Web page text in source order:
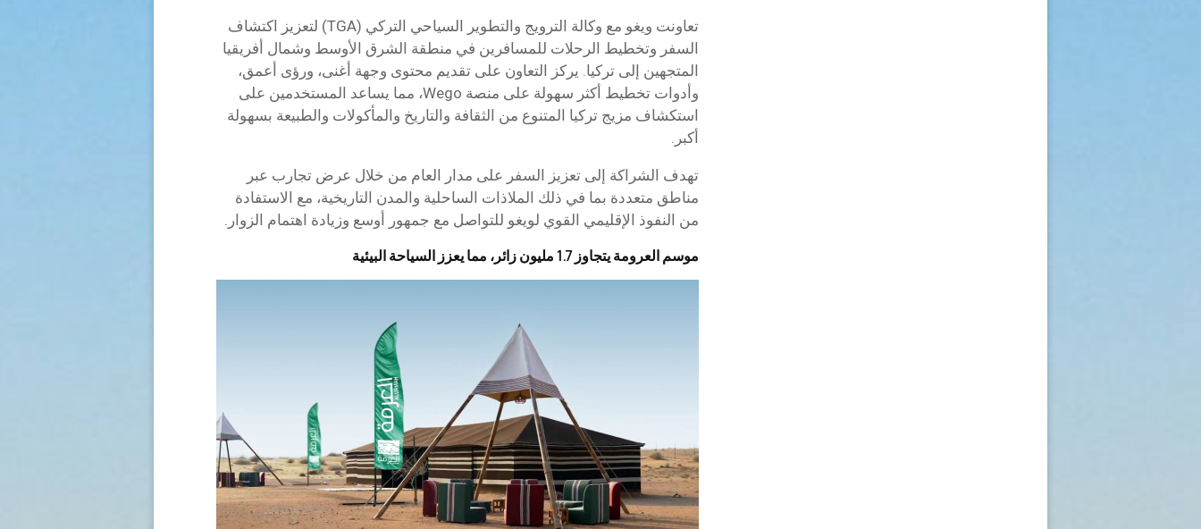
تعاونت ويغو مع وكالة الترويج والتطوير السياحي التركي (TGA) لتعزيز اكتشاف
السفر وتخطيط الرحلات للمسافرين في منطقة الشرق الأوسط وشمال أفريقيا
المتجهين إلى تركيا. يركز التعاون على تقديم محتوى وجهة أغنى، ورؤى أعمق،
وأدوات تخطيط أكثر سهولة على منصة Wego، مما يساعد المستخدمين على
استكشاف مزيج تركيا المتنوع من الثقافة والتاريخ والمأكولات والطبيعة بسهولة
أكبر.
تهدف الشراكة إلى تعزيز السفر على مدار العام من خلال عرض تجارب عبر
مناطق متعددة بما في ذلك الملاذات الساحلية والمدن التاريخية، مع الاستفادة
من النفوذ الإقليمي القوي لويغو للتواصل مع جمهور أوسع وزيادة اهتمام الزوار.
موسم العرومة يتجاوز 1.7 مليون زائر، مما يعزز السياحة البيئية